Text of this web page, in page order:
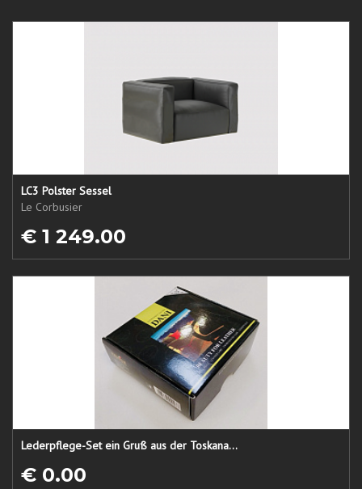
LC3 Polster Sessel
Le Corbusier
€ 1 249.00
Lederpflege-Set ein Gruß aus der Toskana...
€ 0.00